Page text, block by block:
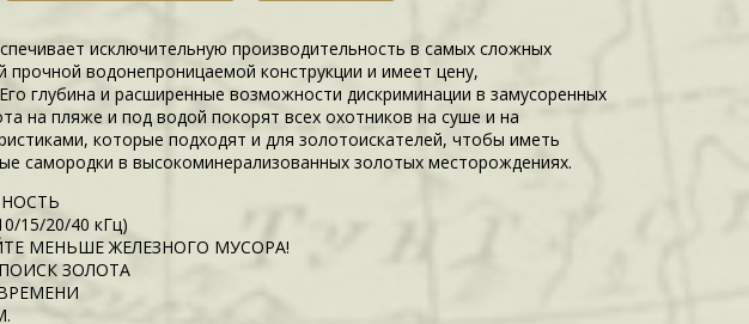
исключительную производительность в самых сложных
прочной водонепроницаемой конструкции и имеет цену,
глубина и расширенные возможности дискриминации в замусоренных
на пляже и под водой покорят всех охотников на суше и на
которые подходят и для золотоискателей, чтобы иметь
самородки в высокоминерализованных золотых месторождениях.
15/20/40 кГц)
МЕНЬШЕ ЖЕЛЕЗНОГО МУСОРА!
ЗОЛОТА